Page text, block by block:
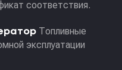
соответствия.
Топливные
эксплуатации